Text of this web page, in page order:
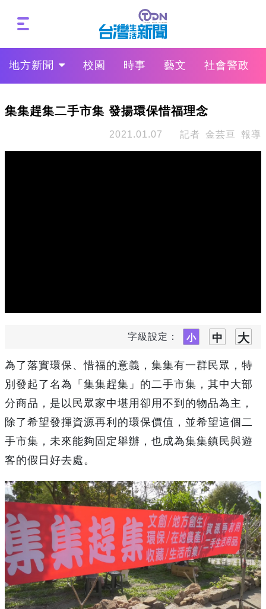
地方新聞 校園 時事 藝文 社會警政
集集趕集二手市集 發揚環保惜福理念
2021.01.07 記者 金芸亘 報導
字級設定：
為了落實環保、惜福的意義，集集有一群民眾，特
別發起了名為「集集趕集」的二手市集，其中大部
分商品，是以民眾家中堪用卻用不到的物品為主，
除了希望發揮資源再利的環保價值，並希望這個二
手市集，未來能夠固定舉辦，也成為集集鎮民與遊
客的假日好去處。